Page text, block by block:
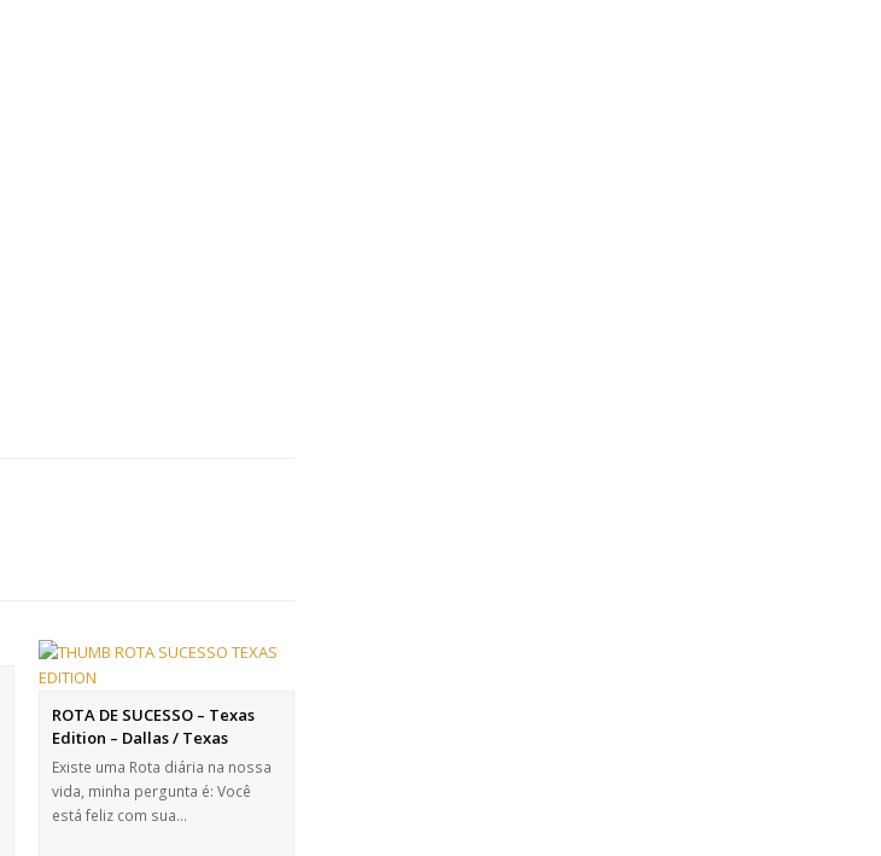
ROTA DE SUCESSO – Texas
Edition – Dallas / Texas
Existe uma Rota diária na nossa
vida, minha pergunta é: Você
está feliz com sua…